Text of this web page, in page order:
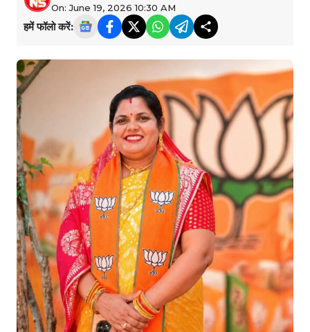
On: June 19, 2026 10:30 AM
हमें फॉलो करें: